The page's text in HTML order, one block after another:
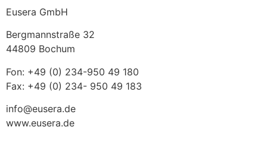
Eusera GmbH
Bergmannstraße 32
44809 Bochum
Fon: +49 (0) 234-950 49 180
Fax: +49 (0) 234- 950 49 183
info@eusera.de
www.eusera.de